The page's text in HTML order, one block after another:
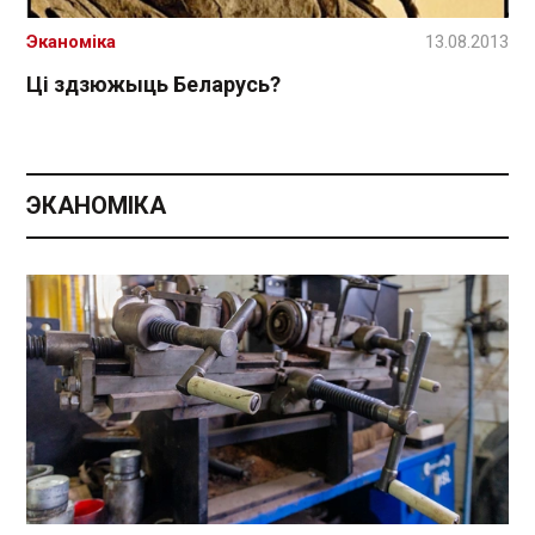
Ці здзюжыць Беларусь?
Эканоміка 13.08.2013
ЭКАНОМІКА